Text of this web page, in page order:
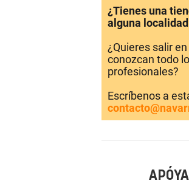
¿Tienes una
alguna
¿Quieres salir
conozcan todo
profesionales?
Escríbenos a